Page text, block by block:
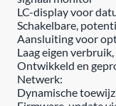
LC-display voor
Schakelbare,
Aansluiting voor
Laag eigen
Ontwikkeld en
Netwerk:
Dynamische